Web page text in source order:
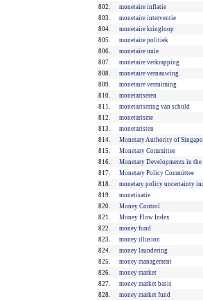
802.
monetaire inflatie
803.
monetaire interventie
804.
monetaire kringloop
805.
monetaire politiek
806.
monetaire unie
807.
monetaire verkrapping
808.
monetaire vernauwing
809.
monetaire verruiming
810.
monetariseren
811.
monetarisering van schuld
812.
monetarisme
813.
monetaristen
814.
Monetary Authority of
815.
Monetary Committee
816.
Monetary Developments in the
817.
Monetary Policy Committee
818.
monetary policy uncertainty
819.
monetisatie
820.
Money Control
821.
Money Flow Index
822.
money fund
823.
money illusion
824.
money laundering
825.
money management
826.
money market
827.
money market basis
828.
money market fund